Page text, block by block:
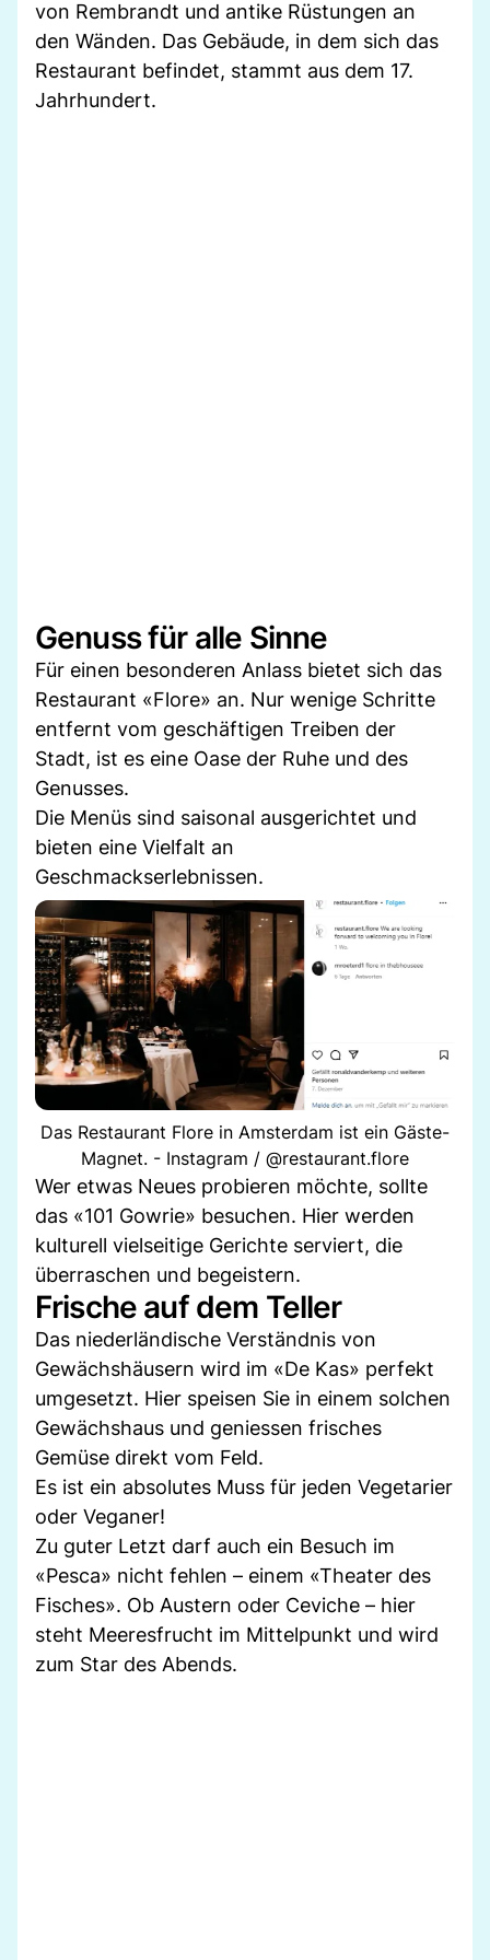
von Rembrandt und antike Rüstungen an
den Wänden. Das Gebäude, in dem sich das
Restaurant befindet, stammt aus dem 17.
Jahrhundert.
Genuss für alle Sinne
Für einen besonderen Anlass bietet sich das
Restaurant «Flore» an. Nur wenige Schritte
entfernt vom geschäftigen Treiben der
Stadt, ist es eine Oase der Ruhe und des
Genusses.
Die Menüs sind saisonal ausgerichtet und
bieten eine Vielfalt an
Geschmackserlebnissen.
Das Restaurant Flore in Amsterdam ist ein Gäste-
Magnet. - Instagram / @restaurant.flore
Wer etwas Neues probieren möchte, sollte
das «101 Gowrie» besuchen. Hier werden
kulturell vielseitige Gerichte serviert, die
überraschen und begeistern.
Frische auf dem Teller
Das niederländische Verständnis von
Gewächshäusern wird im «De Kas» perfekt
umgesetzt. Hier speisen Sie in einem solchen
Gewächshaus und geniessen frisches
Gemüse direkt vom Feld.
Es ist ein absolutes Muss für jeden Vegetarier
oder Veganer!
Zu guter Letzt darf auch ein Besuch im
«Pesca» nicht fehlen – einem «Theater des
Fisches». Ob Austern oder Ceviche – hier
steht Meeresfrucht im Mittelpunkt und wird
zum Star des Abends.